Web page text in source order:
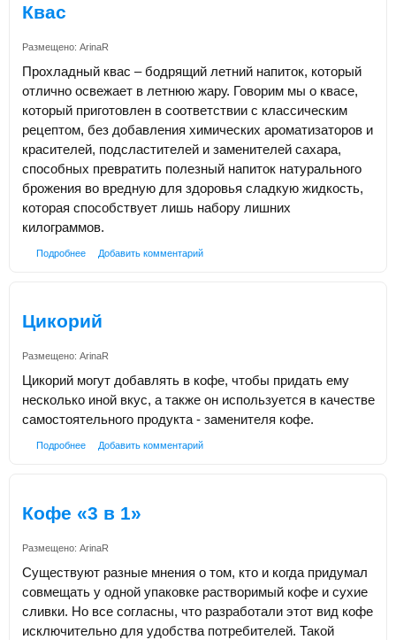
Квас
Размещено: ArinaR
Прохладный квас – бодрящий летний напиток, который
отлично освежает в летнюю жару. Говорим мы о квасе,
который приготовлен в соответствии с классическим
рецептом, без добавления химических ароматизаторов и
красителей, подсластителей и заменителей сахара,
способных превратить полезный напиток натурального
брожения во вредную для здоровья сладкую жидкость,
которая способствует лишь набору лишних
килограммов.
Подробнее Добавить комментарий
Цикорий
Размещено: ArinaR
Цикорий могут добавлять в кофе, чтобы придать ему
несколько иной вкус, а также он используется в качестве
самостоятельного продукта - заменителя кофе.
Подробнее Добавить комментарий
Кофе «3 в 1»
Размещено: ArinaR
Существуют разные мнения о том, кто и когда придумал
совмещать у одной упаковке растворимый кофе и сухие
сливки. Но все согласны, что разработали этот вид кофе
исключительно для удобства потребителей. Такой